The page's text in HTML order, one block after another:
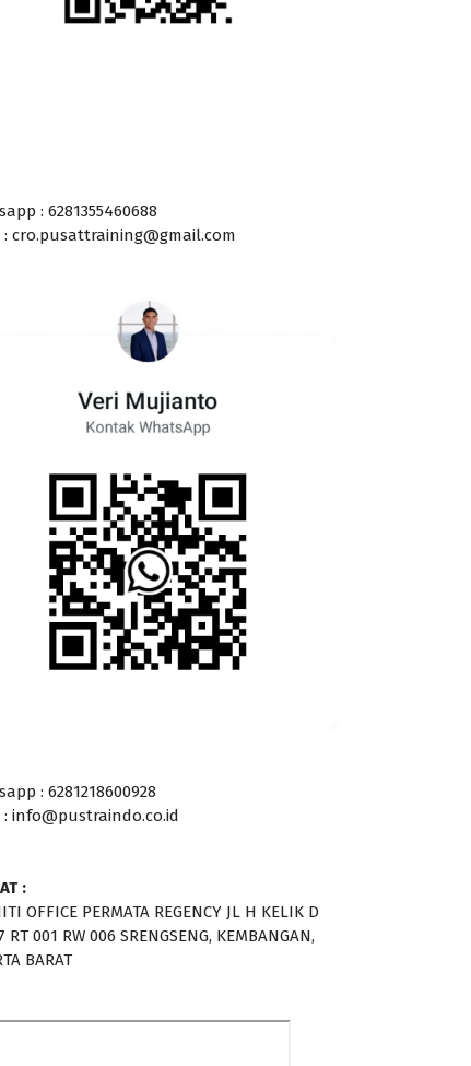
: 6281355460688
: cro.pusattraining@gmail.com
: 6281218600928
: info@pustraindo.co.id
:
OFFICE PERMATA REGENCY JL H KELIK D
RT 001 RW 006 SRENGSENG, KEMBANGAN,
BARAT